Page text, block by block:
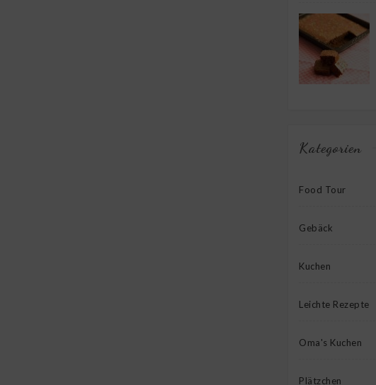
Kategorien
Food Tour
Gebäck
Kuchen
Leichte Rezepte
Oma's Kuchen
Plätzchen